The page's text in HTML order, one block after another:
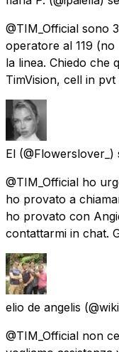
@TIM_Official sono
operatore al 119 (no
la linea. Chiedo che
TimVision, cell in
El (@Flowerslover_)
@TIM_Official ho
ho provato a
ho provato con
contattarmi in chat.
elio de angelis
@TIM_Official non